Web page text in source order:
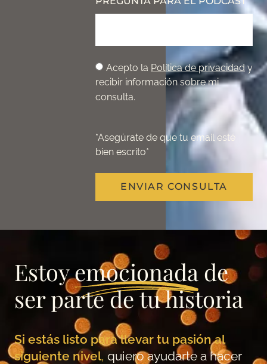
Acepto la Política de privacidady
recibir información sobre mi
consulta.
*Asegúrate de que tu email esté
bien escrito*
ENVIAR CONSULTA
Estoyemocionadade
ser parte de tu historia
Si estás listo para llevar tu pasión al
siguiente nivel, quiero ayudarte a hacer